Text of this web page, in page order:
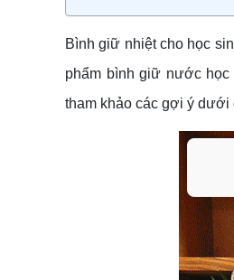
Bình giữ nhiệt cho học
phẩm bình giữ nước học
tham khảo các gợi ý dưới